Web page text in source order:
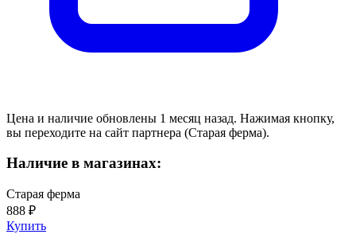
Цена и наличие обновлены 1 месяц назад. Нажимая кнопку,
вы переходите на сайт партнера (Старая ферма).
Наличие в магазинах:
Старая ферма
888 ₽
Купить